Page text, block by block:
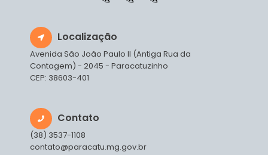
Localização
Avenida São João Paulo II (Antiga Rua da
Contagem) - 2045 - Paracatuzinho
CEP: 38603-401
Contato
(38) 3537-1108
contato@paracatu.mg.gov.br